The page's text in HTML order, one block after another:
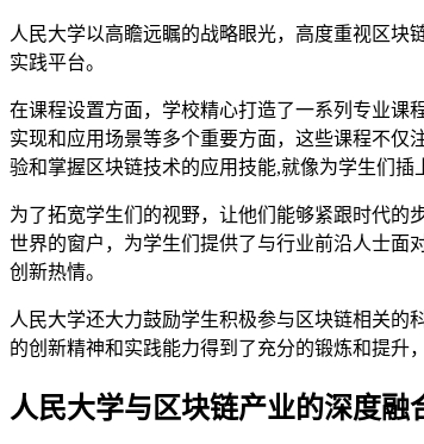
人民大学以高瞻远瞩的战略眼光，高度重视区块
实践平台。
在课程设置方面，学校精心打造了一系列专业课
实现和应用场景等多个重要方面，这些课程不仅
验和掌握区块链技术的应用技能,就像为学生们插
为了拓宽学生们的视野，让他们能够紧跟时代的
世界的窗户，为学生们提供了与行业前沿人士面
创新热情。
人民大学还大力鼓励学生积极参与区块链相关的
的创新精神和实践能力得到了充分的锻炼和提升
人民大学与区块链产业的深度融